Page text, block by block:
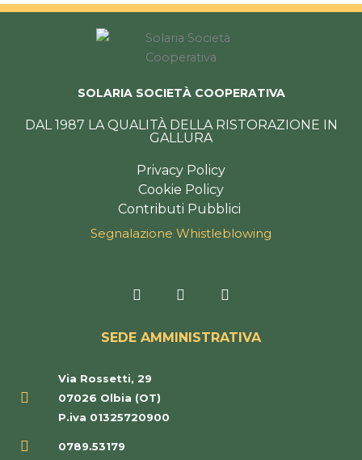
SOLARIA SOCIETÀ COOPERATIVA
DAL 1987 LA QUALITÀ DELLA RISTORAZIONE IN
GALLURA
Privacy Policy
Cookie Policy
Contributi Pubblici
Segnalazione Whistleblowing
a
b
k
-
f
n
a
r
a
SEDE AMMINISTRATIVA
Via Rossetti, 29
07026 Olbia (OT)
P.iva 01325720900
0789.53179